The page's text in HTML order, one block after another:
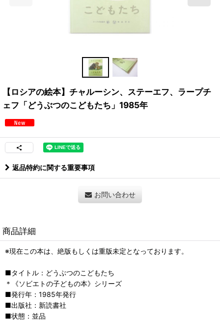
【ロシアの絵本】チャルーシン、ステーエフ、ラープチ
ェフ「どうぶつのこどもたち」1985年
返品特約に関する重要事項
お問い合わせ
商品詳細
※現在この本は、絶版もしくは重版未定となっております。
■タイトル：どうぶつのこどもたち
＊《ソビエトの子どもの本》シリーズ
■発行年：1985年発行
■出版社：新読書社
■状態：並品